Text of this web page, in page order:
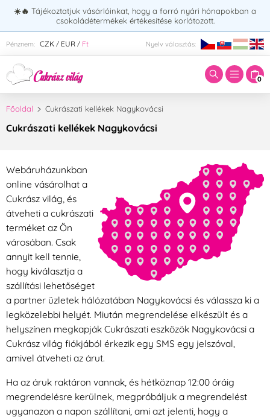
☀️🔥 Tájékoztatjuk vásárlóinkat, hogy a forró nyári hónapokban a
csokoládétermékek értékesítése korlátozott.
Pénznem: CZK / EUR / Ft Nyelv választás:
0
Adja meg a keresett kifejezést:
Főoldal Cukrászati kellékek Nagykovácsi
Cukrászati kellékek Nagykovácsi
Webáruházunkban
online vásárolhat a
Cukrász világ, és
átveheti a cukrászati
terméket az Ön
városában. Csak
annyit kell tennie,
hogy kiválasztja a
szállítási lehetőséget
a partner üzletek hálózatában Nagykovácsi és válassza ki a
legközelebbi helyét. Miután megrendelése elkészült és a
helyszínen megkapják Cukrászati eszközök Nagykovácsi a
Cukrász világ fiókjából érkezik egy SMS egy jelszóval,
amivel átveheti az árut.
Ha az áruk raktáron vannak, és hétköznap 12:00 óráig
megrendelésre kerülnek, megpróbáljuk a megrendelést
ugyanazon a napon szállítani, ami azt jelenti, hogy a